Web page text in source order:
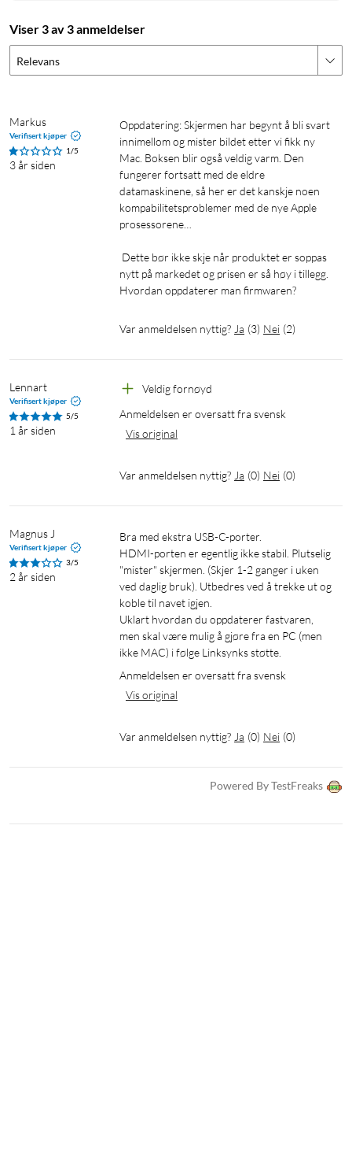
Viser 3 av 3 anmeldelser
Relevans
Markus
Verifisert kjøper
1/5
3 år siden
Oppdatering: Skjermen har begynt å bli svart
innimellom og mister bildet etter vi fikk ny
Mac. Boksen blir også veldig varm. Den
fungerer fortsatt med de eldre
datamaskinene, så her er det kanskje noen
kompabilitetsproblemer med de nye Apple
prosessorene…
nytt på markedet og prisen er så høy i tillegg.
Hvordan oppdaterer man firmwaren?
Var anmeldelsen nyttig? Ja (3) Nei (2)
Lennart
Verifisert kjøper
5/5
1 år siden
Veldig fornøyd
Anmeldelsen er oversatt fra svensk
Vis original
Var anmeldelsen nyttig? Ja (0) Nei (0)
Magnus J
Verifisert kjøper
3/5
2 år siden
Bra med ekstra USB-C-porter.
HDMI-porten er egentlig ikke stabil. Plutselig
"mister" skjermen. (Skjer 1-2 ganger i uken
ved daglig bruk). Utbedres ved å trekke ut og
koble til navet igjen.
Uklart hvordan du oppdaterer fastvaren,
men skal være mulig å gjøre fra en PC (men
Anmeldelsen er oversatt fra svensk
Vis original
Var anmeldelsen nyttig? Ja (0) Nei (0)
Powered By TestFreaks